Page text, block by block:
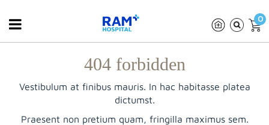
0
404 forbidden
Vestibulum at finibus mauris. In hac habitasse platea
dictumst.
Praesent non pretium quam, fringilla maximus sem.